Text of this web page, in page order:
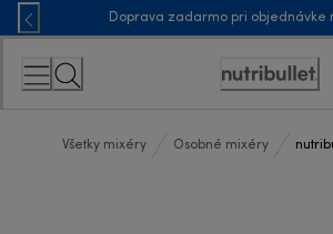
Skip
to
Content
Doprava zadarmo pri objednávke
Accessibility
Všetky mixéry Osobné mixéry